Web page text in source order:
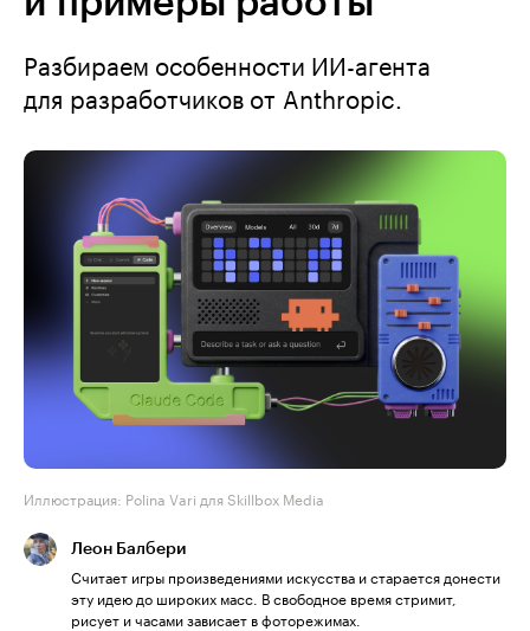
Разбираем особенности ИИ-агента
для разработчиков от Anthropic.
Иллюстрация: Polina Vari для Skillbox Media
Леон Балбери
Считает игры произведениями искусства и старается донести
эту идею до широких масс. В свободное время стримит,
рисует и часами зависает в фоторежимах.